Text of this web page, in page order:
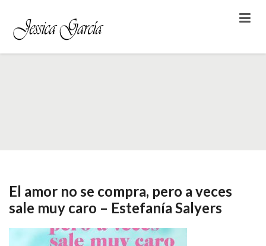
El amor no se compra, pero a veces
sale muy caro – Estefanía Salyers